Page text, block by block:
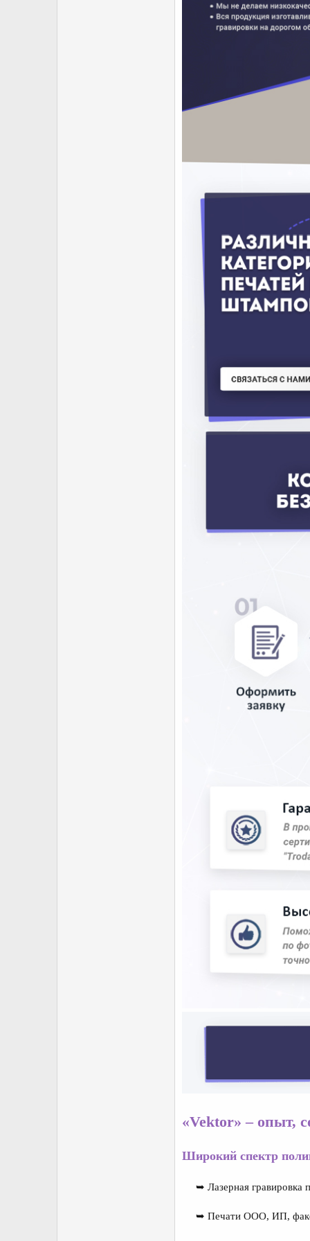
«Vektor» – опыт,
Широкий спектр
➥ Лазерная гравировка
➥ Печати ООО, ИП,